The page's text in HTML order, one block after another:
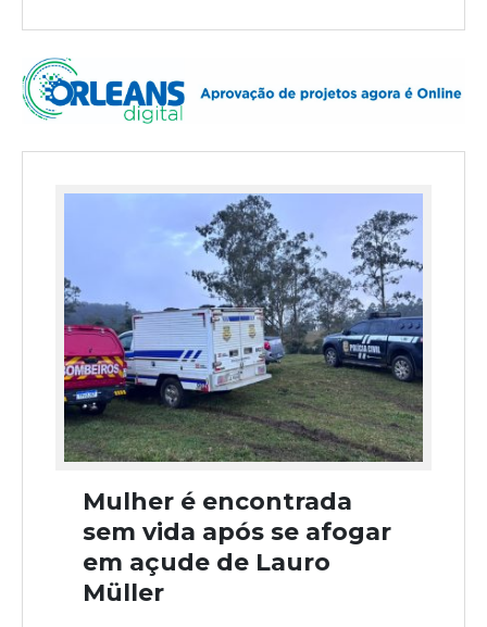
Mulher é encontrada
sem vida após se afogar
em açude de Lauro
Müller